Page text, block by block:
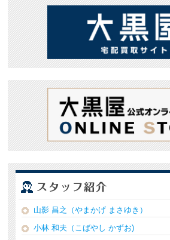
山影 昌之（やまかげ まさゆき）
小林 和夫（こばやし かずお)